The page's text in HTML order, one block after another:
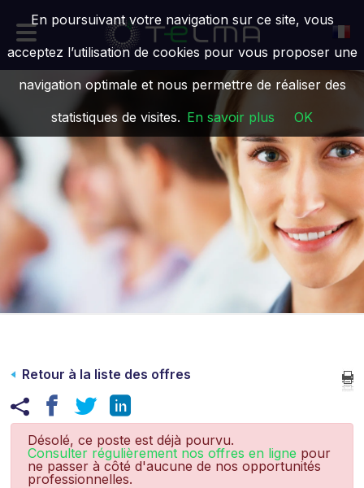
Retour à la liste des offres
Désolé, ce poste est déjà pourvu.
Consulter régulièrement nos offres en ligne pour
ne passer à côté d'aucune de nos opportunités
professionnelles.
En poursuivant votre navigation sur ce site, vous
acceptez l’utilisation de cookies pour vous proposer une
navigation optimale et nous permettre de réaliser des
statistiques de visites. En savoir plus OK